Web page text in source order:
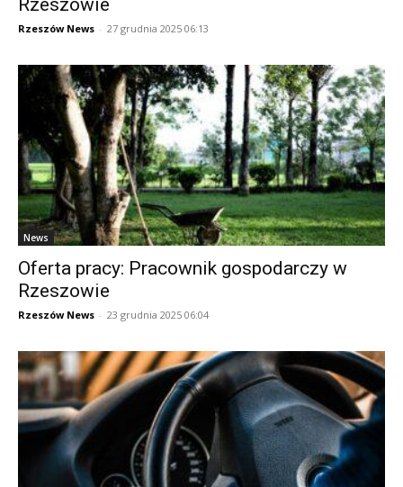
Rzeszowie
Rzeszów News - 27 grudnia 2025 06:13
News
Oferta pracy: Pracownik gospodarczy w
Rzeszowie
Rzeszów News - 23 grudnia 2025 06:04